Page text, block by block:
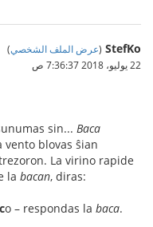
StefKo
(عرض الملف الشخصي)
22 يوليو، 2018 7:36:37 ص
sin... Baca
blovas ŝian
La virino rapide
la bacan, diras:
co – respondas la baca.